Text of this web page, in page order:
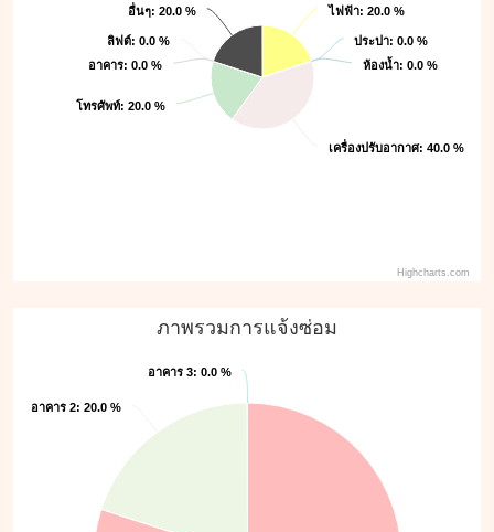
ไฟฟ้า: 20.0 %
ไฟฟ้า: 20.0 %
ประปา: 0.0 %
ประปา: 0.0 %
ห้องน้ำ: 0.0 %
ห้องน้ำ: 0.0 %
เครื่องปรับอากาศ: 40.0 %
เครื่องปรับอากาศ: 40.0 %
โทรศัพท์: 20.0 %
โทรศัพท์: 20.0 %
ลิฟต์: 0.0 %
ลิฟต์: 0.0 %
อาคาร: 0.0 %
อาคาร: 0.0 %
อื่นๆ: 20.0 %
อื่นๆ: 20.0 %
Highcharts.com
ภาพรวมการแจ้งซ่อม
อาคาร 2: 20.0 %
อาคาร 2: 20.0 %
อาคาร 3: 0.0 %
อาคาร 3: 0.0 %